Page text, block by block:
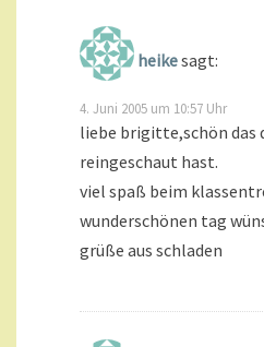
heikesagt:
4. Juni 2005 um 10:57 Uhr
liebe brigitte,schön das
reingeschaut hast.
viel spaß beim
wunderschönen tag
grüße aus schladen